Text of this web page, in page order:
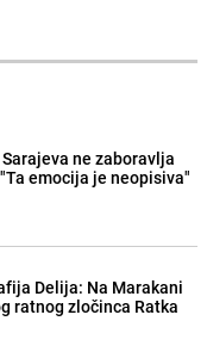
ne zaboravlja
emocija je neopisiva"
Delija: Na Marakani
ratnog zločinca Ratka